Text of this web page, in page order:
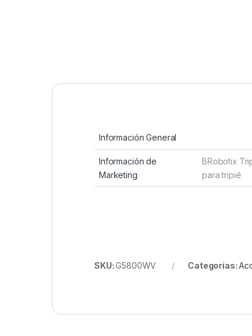
Información General
Información de
Marketing
BRobotix
para tripié
SKU:G5800WV Categorías: